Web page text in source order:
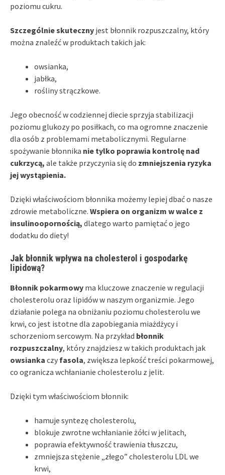
poziomu cukru.
Szczególnie skuteczny jest błonnik rozpuszczalny, który
można znaleźć w produktach takich jak:
owsianka,
jabłka,
rośliny strączkowe.
Jego obecność w codziennej diecie sprzyja stabilizacji
poziomu glukozy po posiłkach, co ma ogromne znaczenie
dla osób z problemami metabolicznymi. Regularne
spożywanie błonnika nie tylko poprawia kontrolę nad
cukrzycą, ale także przyczynia się do zmniejszenia ryzyka
jej wystąpienia.
Dzięki właściwościom błonnika możemy lepiej dbać o nasze
zdrowie metaboliczne. Wspiera on organizm w walce z
insulinoopornością, dlatego warto pamiętać o jego
dodatku do diety!
Jak błonnik wpływa na cholesterol i gospodarkę
lipidową?
Błonnik pokarmowy ma kluczowe znaczenie w regulacji
cholesterolu oraz lipidów w naszym organizmie. Jego
działanie polega na obniżaniu poziomu cholesterolu we
krwi, co jest istotne dla zapobiegania miażdżycy i
schorzeniom sercowym. Na przykład błonnik
rozpuszczalny, który znajdziesz w takich produktach jak
owsianka czy fasola, zwiększa lepkość treści pokarmowej,
co ogranicza wchłanianie cholesterolu z jelit.
Dzięki tym właściwościom błonnik:
hamuje syntezę cholesterolu,
blokuje zwrotne wchłanianie żółci w jelitach,
poprawia efektywność trawienia tłuszczu,
zmniejsza stężenie „złego” cholesterolu LDL we
krwi,